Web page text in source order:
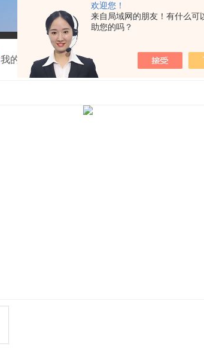
欢迎您！
来自局域网的朋友！有什么可
助您的吗？
我的位置：首页>产品中心 编码器